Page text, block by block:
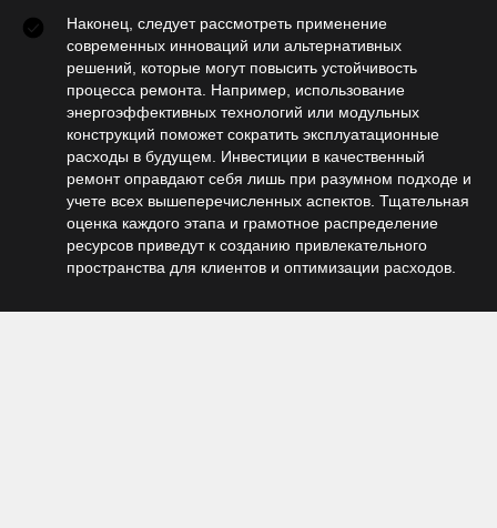
Наконец, следует рассмотреть применение
современных инноваций или альтернативных
решений, которые могут повысить устойчивость
процесса ремонта. Например, использование
энергоэффективных технологий или модульных
конструкций поможет сократить эксплуатационные
расходы в будущем. Инвестиции в качественный
ремонт оправдают себя лишь при разумном подходе и
учете всех вышеперечисленных аспектов. Тщательная
оценка каждого этапа и грамотное распределение
ресурсов приведут к созданию привлекательного
пространства для клиентов и оптимизации расходов.